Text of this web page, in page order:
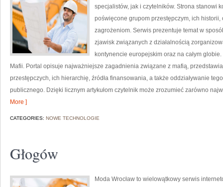
specjalistów, jak i czytelników. Strona stanowi
poświęcone grupom przestępczym, ich historii,
zagrożeniom. Serwis prezentuje temat w
zjawisk związanych z działalnością
kontynencie europejskim oraz na całym
Mafii. Portal opisuje najważniejsze zagadnienia związane z mafią,
przestępczych, ich hierarchię, źródła finansowania, a także oddziaływanie
publicznego. Dzięki licznym artykułom czytelnik może zrozumieć zarówno
More ]
CATEGORIES: NOWE TECHNOLOGIE
Głogów
Moda Wrocław to wielowątkowy serwis